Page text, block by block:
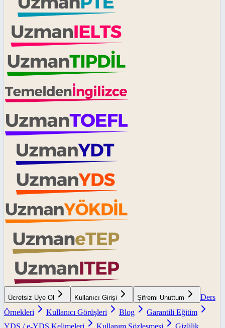
Ücretsiz Üye Ol Kullanıcı Girişi Şifremi Unuttum
Ders
Örnekleri
Kullanıcı Görüşleri Blog
Garantili Eğitim
YDS / e-YDS Kelimeleri
Kullanım Sözleşmesi
Gizlilik